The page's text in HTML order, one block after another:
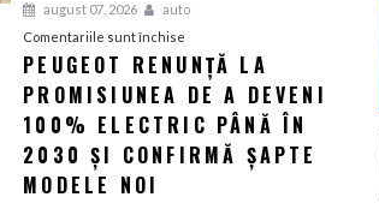
august 07, 2026
auto
Comentariile sunt închise
Peugeot
renunță
la
promisiunea
de
PEUGEOT RENUNȚĂ LA
PROMISIUNEA DE A DEVENI
100% ELECTRIC PÂNĂ ÎN
2030 ȘI CONFIRMĂ ȘAPTE
MODELE NOI